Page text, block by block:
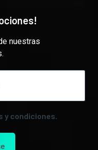
nuestras
y condiciones.